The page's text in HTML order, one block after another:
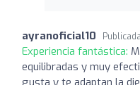
ayranoficial10
Experiencia fantástica:
equilibradas y muy
gusta y te adaptan la